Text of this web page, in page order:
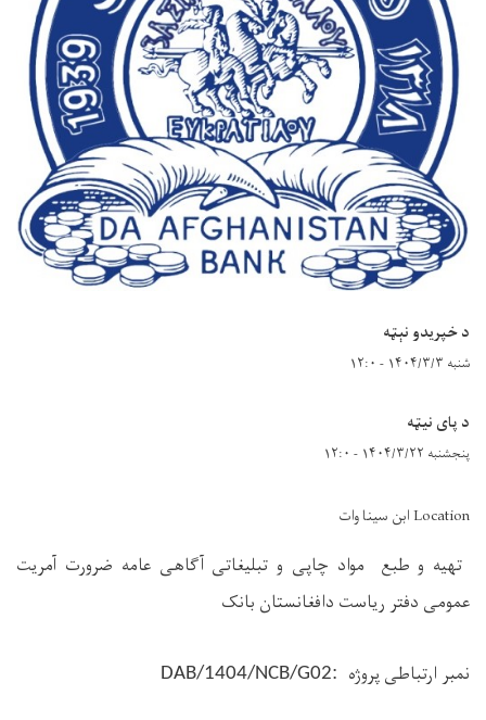
د خپریدو نېټه
شنبه ۱۴۰۴/۳/۳ - ۱۲:۰
د پای نیټه
پنجشنبه ۱۴۰۴/۳/۲۲ - ۱۲:۰
Location ابن سینا وات
تهیه و طبع مواد چاپی و تبلیغاتی آگاهی عامه ضرورت آمریت
عمومی دفتر ریاست دافغانستان بانک
نمبر ارتباطی پروژه :
DAB/1404/NCB/G02